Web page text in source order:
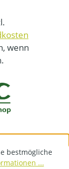
wenn
bestmögliche
...